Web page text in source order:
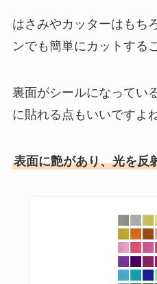
はさみやカッターはもち
ンでも簡単にカットする
裏面がシールになってい
に貼れる点もいいですよ
表面に艶があり、光を反